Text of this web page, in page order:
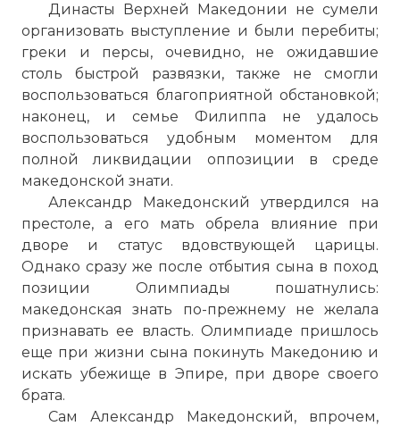
Династы Верхней Македонии не сумели
организовать выступление и были перебиты;
греки и персы, очевидно, не ожидавшие
столь быстрой развязки, также не смогли
воспользоваться благоприятной обстановкой;
наконец, и семье Филиппа не удалось
воспользоваться удобным моментом для
полной ликвидации оппозиции в среде
македонской знати.
Александр Македонский утвердился на
престоле, а его мать обрела влияние при
дворе и статус вдовствующей царицы.
Однако сразу же после отбытия сына в поход
позиции Олимпиады пошатнулись:
македонская знать по-прежнему не желала
признавать ее власть. Олимпиаде пришлось
еще при жизни сына покинуть Македонию и
искать убежище в Эпире, при дворе своего
брата.
Сам Александр Македонский, впрочем,